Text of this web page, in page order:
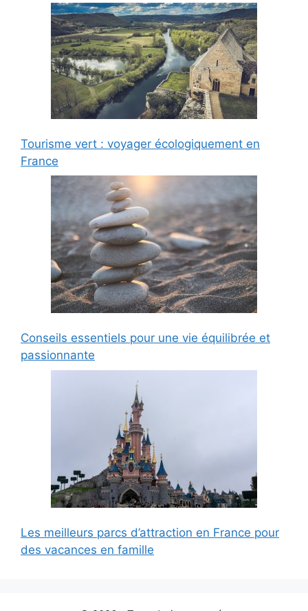
Tourisme vert : voyager écologiquement en
France
Conseils essentiels pour une vie équilibrée et
passionnante
Les meilleurs parcs d’attraction en France pour
des vacances en famille